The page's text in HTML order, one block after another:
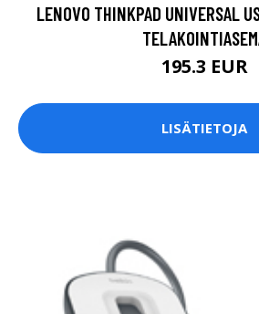
LENOVO THINKPAD UNIVERSAL
195.3 EUR
LISÄTIETOJA